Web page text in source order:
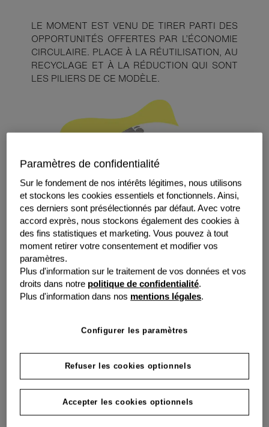
LE MOMENT EST VENU DE TIRER PARTI DES
OPPORTUNITÉS OFFERTES PAR L’ÉCONOMIE
CIRCULAIRE. PLACE À LA RÉUTILISATION, AU
RECYCLAGE ET À LA RÉDUCTION QUI SONT
LES PILIERS DE CE MODÈLE.
L'économie circulaire : Une
solution viable pour un avenir
Face au défi climatique, l’enjeu est de tendre vers un
nouveau modèle pourmettre fin à la culture du « tout
jetable »et réduire l’impact de nos activités. Les
entreprises ont un rôle crucial à jouer pour relever ces
défis et construire un avenir plus durable.
Paramètres de confidentialité
Sur le fondement de nos intérêts légitimes, nous utilisons
et stockons les cookies essentiels et fonctionnels. Ainsi,
ces derniers sont présélectionnés par défaut. Avec votre
accord exprès, nous stockons également des cookies à
des fins statistiques et marketing. Vous pouvez à tout
moment retirer votre consentement et modifier vos
paramètres.
Plus d'information sur le traitement de vos données et vos
droits dans notre politique de confidentialité.
Plus d'information dans nos mentions légales.
Configurer les paramètres
Refuser les cookies optionnels
Accepter les cookies optionnels